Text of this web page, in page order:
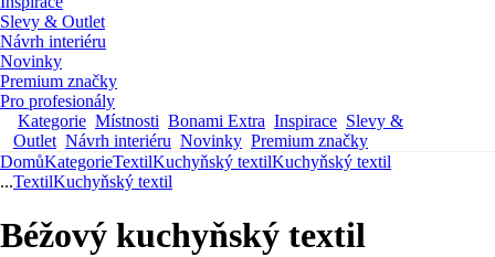
Slevy & Outlet
Návrh interiéru
Novinky
Premium značky
Pro profesionály
Kategorie Místnosti Bonami Extra Inspirace Slevy &
Outlet Návrh interiéru Novinky Premium značky
DomůKategorieTextilKuchyňský textilKuchyňský textil
...TextilKuchyňský textil
Béžový kuchyňský textil